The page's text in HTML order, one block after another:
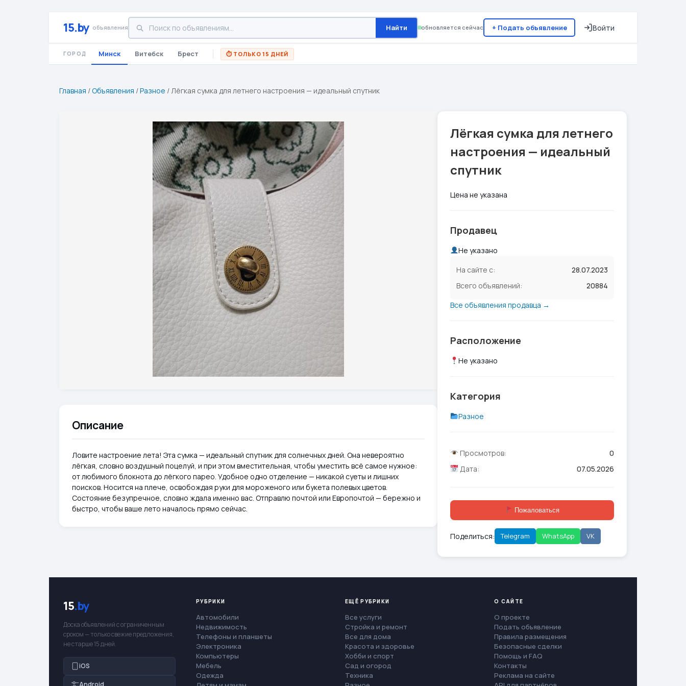
15.by объявления Найти обновляется сейчас + Подать объявление Войти
ГОРОД Минск Витебск Брест ⏱ ТОЛЬКО 15 ДНЕЙ
Главная /Объявления /Разное /Лёгкая сумка для летнего настроения — идеальный спутник
Описание
Ловите настроение лета! Эта сумка — идеальный спутник для солнечных дней. Она невероятно
лёгкая, словно воздушный поцелуй, и при этом вместительная, чтобы уместить всё самое нужное:
от любимого блокнота до лёгкого парео. Удобное одно отделение — никакой суеты и лишних
поисков. Носится на плече, освобождая руки для мороженого или букета полевых цветов.
Состояние безупречное, словно ждала именно вас. Отправлю почтой или Европочтой — бережно и
быстро, чтобы ваше лето началось прямо сейчас.
Лёгкая сумка для летнего
настроения — идеальный
спутник
Цена не указана
Продавец
Не указано
На сайте с:
28.07.2023
Всего объявлений:
20884
Все объявления продавца →
Расположение
Не указано
Категория
Разное
Просмотров:
0
Дата:
07.05.2026
Пожаловаться
Поделиться: Telegram WhatsApp VK
15.by
Доска объявлений с ограниченным
сроком — только свежие предложения,
не старше 15 дней.
iOS
Android
РУБРИКИ
Автомобили
Недвижимость
Телефоны и планшеты
Электроника
Компьютеры
Мебель
Одежда
ЕЩЁ РУБРИКИ
Все услуги
Стройка и ремонт
Все для дома
Красота и здоровье
Хобби и спорт
Сад и огород
Техника
О САЙТЕ
О проекте
Подать объявление
Правила размещения
Безопасные сделки
Помощь и FAQ
Контакты
Реклама на сайте